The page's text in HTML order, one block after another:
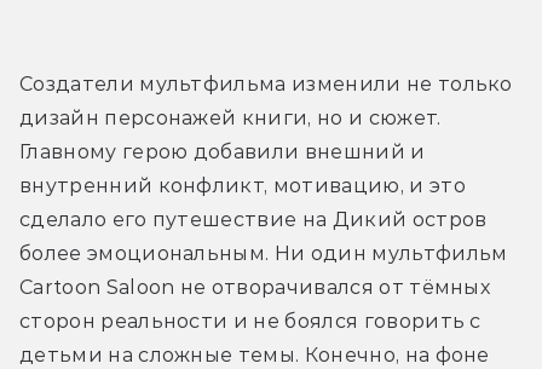
Создатели мультфильма изменили не только
дизайн персонажей книги, но и сюжет.
Главному герою добавили внешний и
внутренний конфликт, мотивацию, и это
сделало его путешествие на Дикий остров
более эмоциональным. Ни один мультфильм
Cartoon Saloon не отворачивался от тёмных
сторон реальности и не боялся говорить с
детьми на сложные темы. Конечно, на фоне